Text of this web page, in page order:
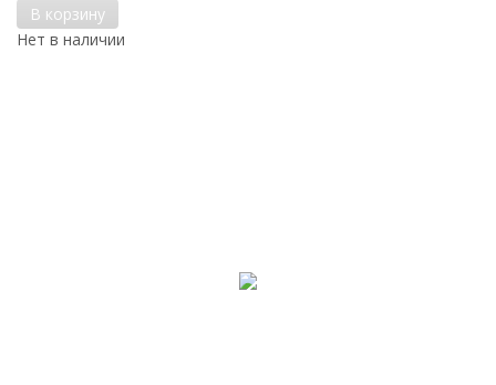
В корзину
Нет в наличии